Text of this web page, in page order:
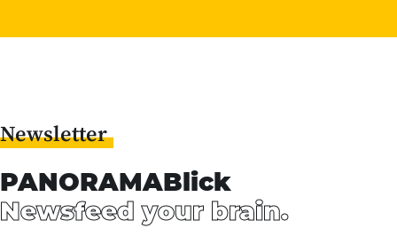
Newsletter
PANORAMABlick
Newsfeed your brain.